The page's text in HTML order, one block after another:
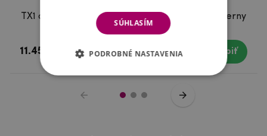
TX1 celoplošné tvrdené sklo na Huawei P20 - čierny
lem
11.45 € Skladom Kúpiť
SÚHLASÍM
PODROBNÉ NASTAVENIA